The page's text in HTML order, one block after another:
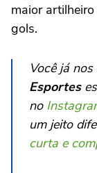
maior
gols.
Você já
Esportes
no
um jeito
curta e